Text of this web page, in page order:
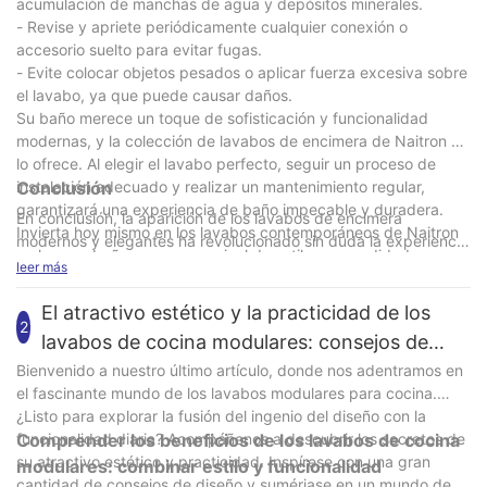
- Revise y apriete periódicamente cualquier conexión o
accesorio suelto para evitar fugas.
- Evite colocar objetos pesados ​​o aplicar fuerza excesiva sobre
el lavabo, ya que puede causar daños.
Su baño merece un toque de sofisticación y funcionalidad
modernas, y la colección de lavabos de encimera de Naitron se
lo ofrece. Al elegir el lavabo perfecto, seguir un proceso de
instalación adecuado y realizar un mantenimiento regular,
garantizará una experiencia de baño impecable y duradera.
Invierta hoy mismo en los lavabos contemporáneos de Naitron
y eleve su baño a un nuevo nivel de estilo y comodidad.
Conclusión
En conclusión, la aparición de los lavabos de encimera
modernos y elegantes ha revolucionado sin duda la experiencia
de nuestros baños. Con 23 años de experiencia en el sector,
han mejorado la experiencia de baño tanto para propietarios
como para diseñadores. Estos lavabos de encimera combinan
funcionalidad y estética, ofreciendo no solo una solución
práctica para la higiene personal, sino también un toque de
elegancia a la decoración general del baño. Al incorporar
materiales de vanguardia, diseños elegantes y características
funcionales, estos lavabos se han convertido en un
complemento imprescindible para quienes buscan crear un
leer más
2
El atractivo estético y la practicidad de los
lavabos de cocina modulares: consejos de
diseño e inspiración
Bienvenido a nuestro último artículo, donde nos adentramos en
el fascinante mundo de los lavabos modulares para cocina.
¿Listo para explorar la fusión del ingenio del diseño con la
funcionalidad diaria? Acompáñenos a descubrir los secretos de
su atractivo estético y practicidad. Inspírese con una gran
Comprender los beneficios de los lavabos de cocina
modulares: combinar estilo y funcionalidad